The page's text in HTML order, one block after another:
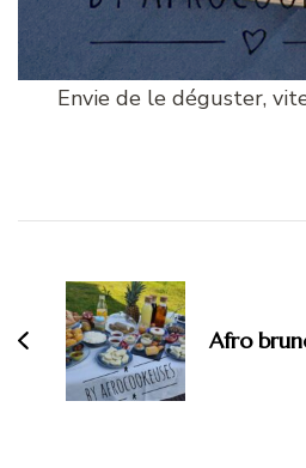
Envie de le déguster,
d'article
Afro